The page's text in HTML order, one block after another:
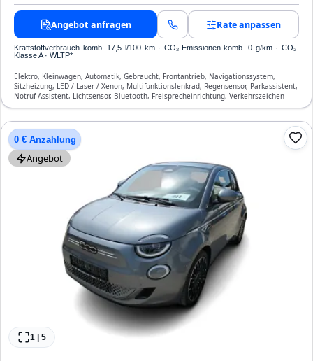
Angebot anfragen Rate anpassen
Kraftstoffverbrauch komb. 17,5 l/100 km · CO₂-Emissionen komb. 0 g/km · CO₂-
Klasse A · WLTP*
Elektro, Kleinwagen, Automatik, Gebraucht, Frontantrieb, Navigationssystem,
Sitzheizung, LED / Laser / Xenon, Multifunktionslenkrad, Regensensor, Parkassistent,
Notruf-Assistent, Lichtsensor, Bluetooth, Freisprecheinrichtung, Verkehrszeichen-
Erkennung, ESP, ABS, Klimaautomatik, Front- und Seiten-Airbags
0 € Anzahlung
Angebot
1 5